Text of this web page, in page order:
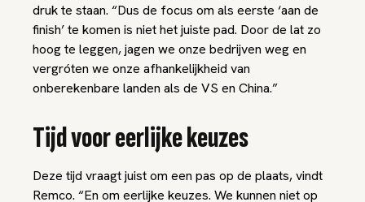
druk te staan. “Dus de focus om als eerste ‘aan de
finish’ te komen is niet het juiste pad. Door de lat zo
hoog te leggen, jagen we onze bedrijven weg en
vergróten we onze afhankelijkheid van
onberekenbare landen als de VS en China.”
Tijd voor eerlijke keuzes
Deze tijd vraagt juist om een pas op de plaats, vindt
Remco. “En om eerlijke keuzes. We kunnen niet op